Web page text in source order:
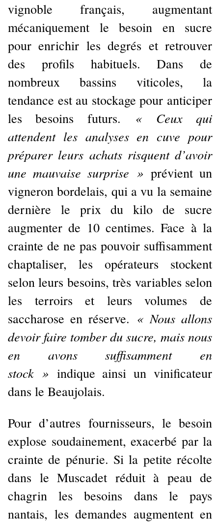
vignoble français, augmentant
mécaniquement le besoin en sucre
pour enrichir les degrés et retrouver
des profils habituels. Dans de
nombreux bassins viticoles, la
tendance est au stockage pour anticiper
les besoins futurs. « Ceux qui
attendent les analyses en cuve pour
préparer leurs achats risquent d’avoir
une mauvaise surprise » prévient un
vigneron bordelais, qui a vu la semaine
dernière le prix du kilo de sucre
augmenter de 10 centimes. Face à la
crainte de ne pas pouvoir suffisamment
chaptaliser, les opérateurs stockent
selon leurs besoins, très variables selon
les terroirs et leurs volumes de
saccharose en réserve. « Nous allons
devoir faire tomber du sucre, mais nous
en avons suffisamment en
stock » indique ainsi un vinificateur
dans le Beaujolais.
Pour d’autres fournisseurs, le besoin
explose soudainement, exacerbé par la
crainte de pénurie. Si la petite récolte
dans le Muscadet réduit à peau de
chagrin les besoins dans le pays
nantais, les demandes augmentent en